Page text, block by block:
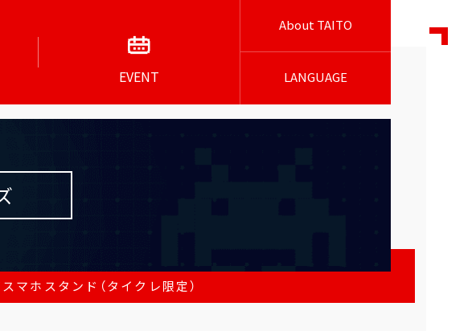
EVENT
About TAITO
LANGUAGE
ホスタンド（タイクレ限定）